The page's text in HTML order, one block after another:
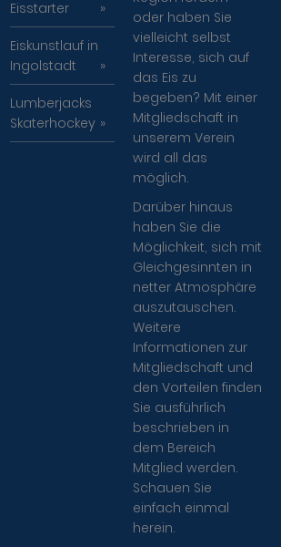
Eisstarter
Eiskunstlauf in
Ingolstadt
Lumberjacks
Skaterhockey
oder haben Sie
vielleicht selbst
Interesse, sich auf
das Eis zu
begeben? Mit einer
Mitgliedschaft in
unserem Verein
wird all das
möglich.
Darüber hinaus
haben Sie die
Möglichkeit, sich mit
Gleichgesinnten in
netter Atmosphäre
auszutauschen.
Weitere
Informationen zur
Mitgliedschaft und
den Vorteilen finden
Sie ausführlich
beschrieben in
dem Bereich
Mitglied werden.
Schauen Sie
einfach einmal
herein.